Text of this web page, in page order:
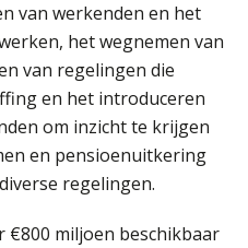
van werkenden en het
het wegnemen van
van regelingen die
en het introduceren
om inzicht te krijgen
en pensioenuitkering
regelingen.
miljoen beschikbaar